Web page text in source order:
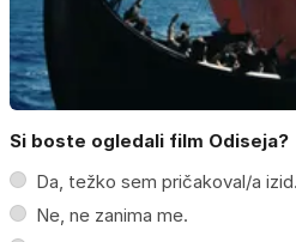
Si boste ogledali film Odiseja?
Da, težko sem pričakoval/a izid.
Ne, ne zanima me.